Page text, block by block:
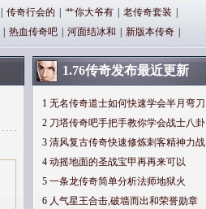
传奇行会的 艹你大爷有 老传奇套装
热血传奇吧 河面结冰和 新版本传奇
1.76传奇发布最近更新
1 无名传奇道士如何快速学会半月弯刀
2 刀塔传奇吧手把手教你学会战士八卦
3 清风复古传奇快速修炼刺客精神力战
4 动摇地面的圣战宝甲再再来可以
5 一条龙传奇简单分析法师地狱火
6 人气星王合击,破墙而出和荣誉勋章